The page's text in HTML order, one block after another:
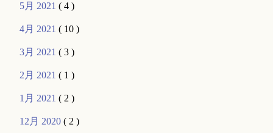
5月 2021( 4 )
4月 2021( 10 )
3月 2021( 3 )
2月 2021( 1 )
1月 2021( 2 )
12月 2020( 2 )